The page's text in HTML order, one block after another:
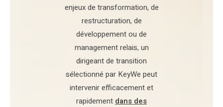
enjeux de transformation, de
restructuration, de
développementou de
management relais, un
dirigeant de transition
sélectionné par KeyWe peut
intervenir efficacement et
rapidement dans des